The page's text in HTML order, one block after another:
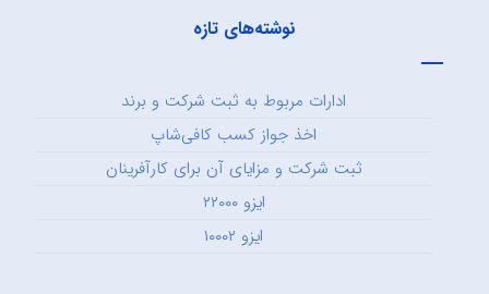
نوشته‌های تازه
ادارات مربوط به ثبت شرکت و برند
اخذ جواز کسب کافی‌شاپ
ثبت شرکت و مزایای آن برای کارآفرینان
ایزو ۲۲۰۰۰
ایزو ۱۰۰۰۲